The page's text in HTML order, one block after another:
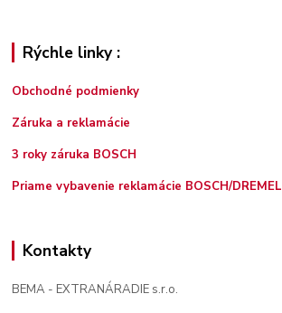
Rýchle linky :
Obchodné podmienky
Záruka a reklamácie
3 roky záruka BOSCH
Priame vybavenie reklamácie BOSCH/DREMEL
Kontakty
BEMA - EXTRANÁRADIE s.r.o.